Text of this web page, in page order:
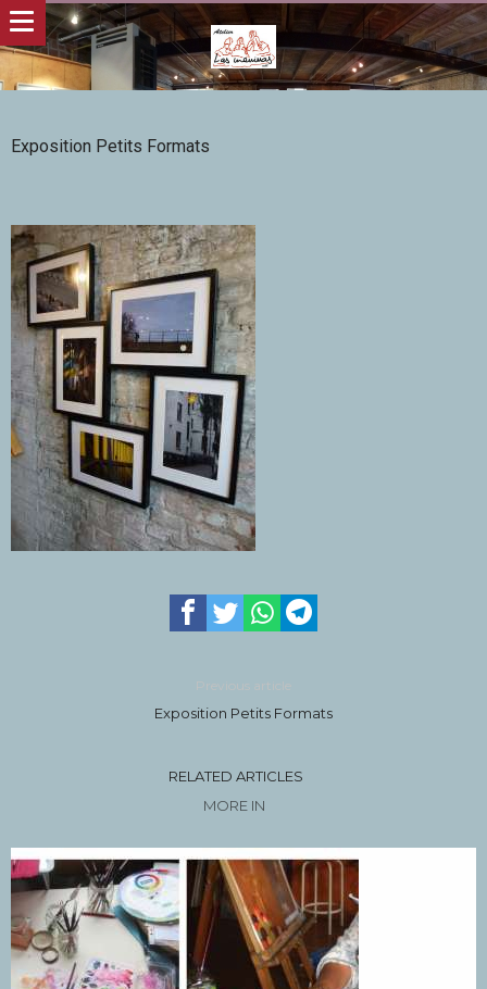
Exposition Petits Formats
Previous article
Exposition Petits Formats
RELATED ARTICLES
MORE IN